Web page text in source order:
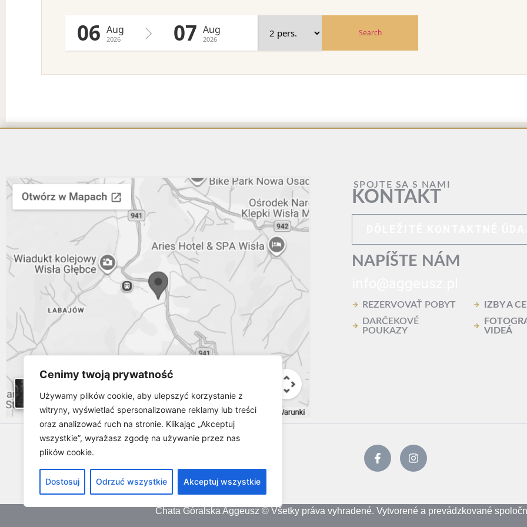
Cenimy twoją prywatność
Używamy plików cookie, aby ulepszyć korzystanie z
witryny, wyświetlać spersonalizowane reklamy lub treści
oraz analizować ruch na stronie. Klikając „Akceptuj
wszystkie”, wyrażasz zgodę na używanie przez nas
plików cookie.
Dostosuj Odrzuć wszystkie Akceptuj wszystkie
06 Aug
2026 07 Aug
2026
Search
SPOJTE SA S NAMI
KONTAKT
NAPÍŠTE NÁM
REZERVOVAŤ POBYT
DARČEKOVÉ
POUKAZY
IZBY A
VIDEÁ
Chata Góralska Aggeusz © Všetky práva vyhradené. Vytvorené a prevádzkované